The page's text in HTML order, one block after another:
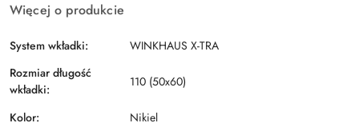
Więcej o produkcie
System wkładki:
WINKHAUS X-TRA
Rozmiar długość
wkładki:
110 (50x60)
Kolor:
Nikiel